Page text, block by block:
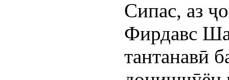
Сипас, аз
Фирдавс
тантанавӣ